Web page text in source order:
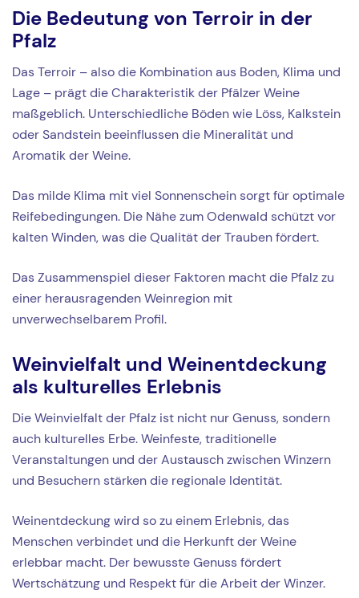
Die Bedeutung von Terroir in der
Pfalz
Das Terroir – also die Kombination aus Boden, Klima und
Lage – prägt die Charakteristik der Pfälzer Weine
maßgeblich. Unterschiedliche Böden wie Löss, Kalkstein
oder Sandstein beeinflussen die Mineralität und
Aromatik der Weine.
Das milde Klima mit viel Sonnenschein sorgt für optimale
Reifebedingungen. Die Nähe zum Odenwald schützt vor
kalten Winden, was die Qualität der Trauben fördert.
Das Zusammenspiel dieser Faktoren macht die Pfalz zu
einer herausragenden Weinregion mit
unverwechselbarem Profil.
Weinvielfalt und Weinentdeckung
als kulturelles Erlebnis
Die Weinvielfalt der Pfalz ist nicht nur Genuss, sondern
auch kulturelles Erbe. Weinfeste, traditionelle
Veranstaltungen und der Austausch zwischen Winzern
und Besuchern stärken die regionale Identität.
Weinentdeckung wird so zu einem Erlebnis, das
Menschen verbindet und die Herkunft der Weine
erlebbar macht. Der bewusste Genuss fördert
Wertschätzung und Respekt für die Arbeit der Winzer.